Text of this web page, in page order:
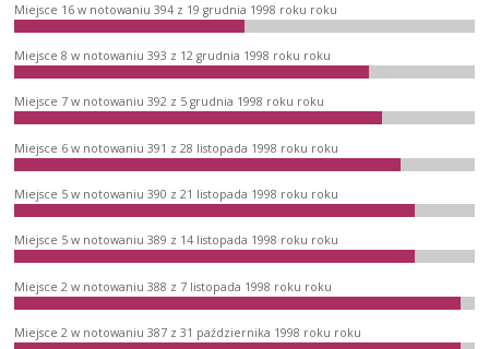
Miejsce 16 w notowaniu 394 z 19 grudnia 1998 roku roku
Miejsce 8 w notowaniu 393 z 12 grudnia 1998 roku roku
Miejsce 7 w notowaniu 392 z 5 grudnia 1998 roku roku
Miejsce 6 w notowaniu 391 z 28 listopada 1998 roku roku
Miejsce 5 w notowaniu 390 z 21 listopada 1998 roku roku
Miejsce 5 w notowaniu 389 z 14 listopada 1998 roku roku
Miejsce 2 w notowaniu 388 z 7 listopada 1998 roku roku
Miejsce 2 w notowaniu 387 z 31 października 1998 roku roku